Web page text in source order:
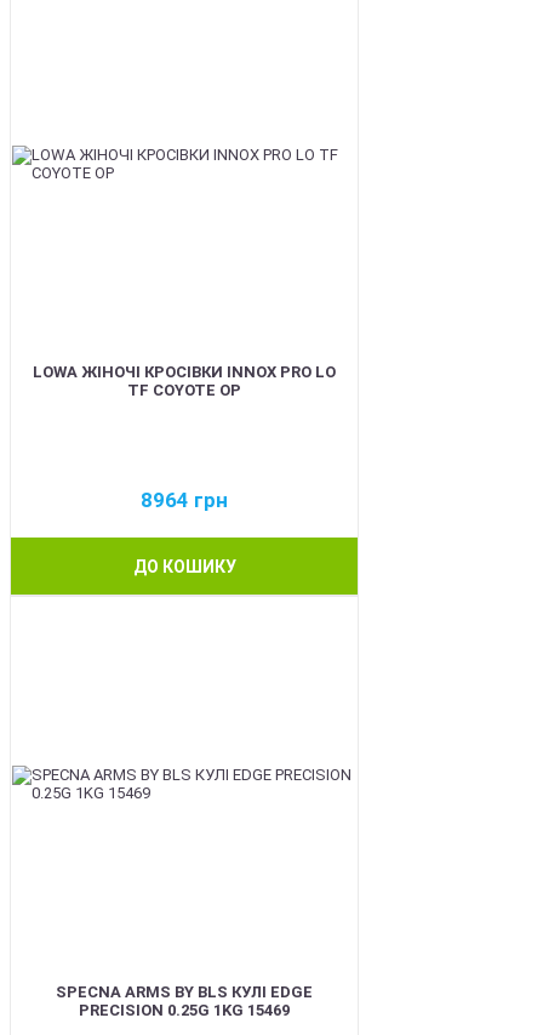
LOWA ЖІНОЧІ КРОСІВКИ INNOX PRO LO
TF COYOTE OP
8964 грн
ДО КОШИКУ
SPECNA ARMS BY BLS КУЛІ EDGE
PRECISION 0.25G 1KG 15469